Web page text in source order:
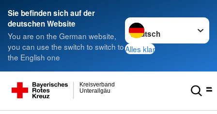
Sie befinden sich auf der
deutschen Website
You are on the German website,
you can use the switch to switch to
the English one
Sprache wechseln zu
Alles klar
Unterallgäu
Kreisverband